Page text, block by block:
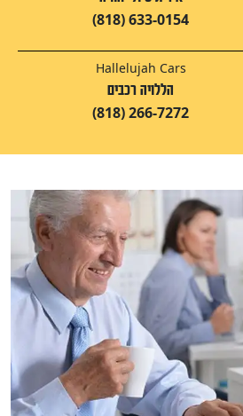
(818) 633-0154
Hallelujah Cars
הללויה רכבים
(818) 266-7272